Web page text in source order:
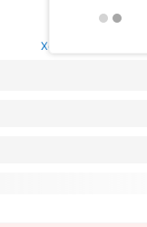
Xem trận trận kết thúc